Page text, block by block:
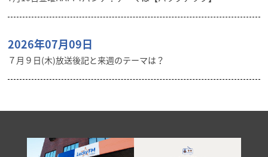
2026年07月09日
７月９日(木)放送後記と来週のテーマは？